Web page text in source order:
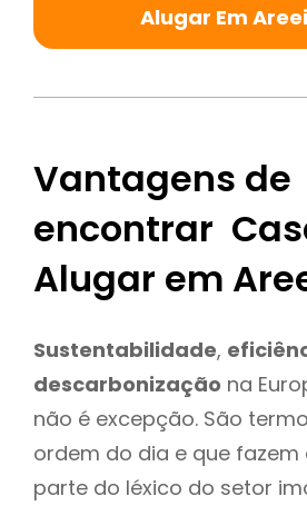
Alugar Em
Vantagens de
encontrar
Alugar em
Sustentabilidade,
descarbonização na
não é excepção. São
ordem do dia e que fazem
parte do léxico do setor